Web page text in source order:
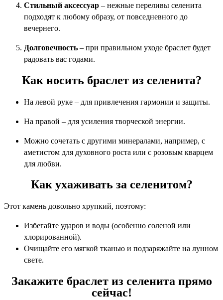
Стильный аксессуар – нежные переливы селенита
подходят к любому образу, от повседневного до
вечернего.
Долговечность – при правильном уходе браслет будет
радовать вас годами.
Как носить браслет из селенита?
На левой руке – для привлечения гармонии и защиты.
На правой – для усиления творческой энергии.
Можно сочетать с другими минералами, например, с
аметистом для духовного роста или с розовым кварцем
для любви.
Как ухаживать за селенитом?
Этот камень довольно хрупкий, поэтому:
Избегайте ударов и воды (особенно соленой или
хлорированной).
Очищайте его мягкой тканью и подзаряжайте на лунном
свете.
Закажите браслет из селенита прямо
сейчас!